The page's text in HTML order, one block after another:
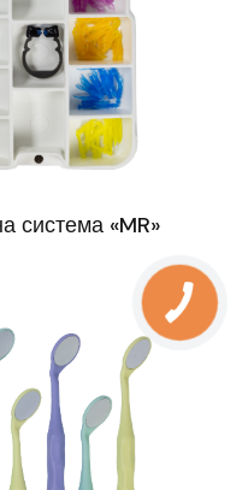
система «MR»